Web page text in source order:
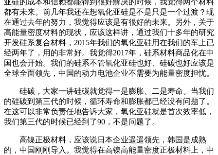
都有未来。前几年我还在想氧化亚硅是不是只是一个过渡？现
在通过去年的努力，我觉得应该是有很好的未来。另外，关于
高能量密度材料的现状，应该这样讲，通过我们十多年的研究
开发硅系复合材料，2015年我们的氧化亚硅用在我们的车上已
经两年了，用的非常好。我觉得2017年，硅系材料商品化在中
国也会开始。我们的硅系不管氧化亚硅也好、硅碳也好应该是
全球全面领先，中国的动力电池企业不需要为能量密度担忧。
硅碳，大家一讲硅碳就觉得一是膨胀、二是寿命。当我们
的硅碳到第三代的时候，循环寿命和膨胀都已经没有问题了。
在这可以非常负责任地告诉大家，氧化亚硅就是首次效率低，
我们第三代的时候已经到了90，不是问题了。
高镍正极材料，应该说日本企业遥遥领先，韩国是成熟
的，中国刚刚导入。我觉得在高镍高能量密度正极材料上，中